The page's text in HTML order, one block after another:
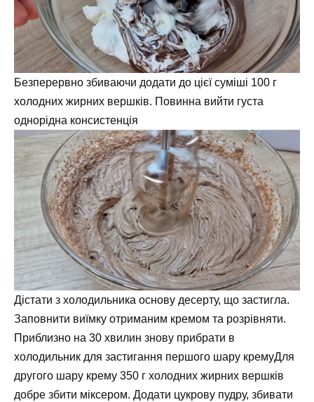
Безперервно збиваючи додати до цієї суміші 100 г
холодних жирних вершків. Повинна вийти густа
однорідна консистенція
Дістати з холодильника основу десерту, що застигла.
Заповнити виїмку отриманим кремом та розрівняти.
Приблизно на 30 хвилин знову прибрати в
холодильник для застигання першого шару кремуДля
другого шару крему 350 г холодних жирних вершків
добре збити міксером. Додати цукрову пудру, збивати